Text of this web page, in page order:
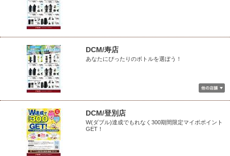
DCM/寿店
あなたにぴったりのボトルを選ぼう！
DCM/登別店
W(ダブル)達成でもれなく300期間限定マイボポイント
GET！